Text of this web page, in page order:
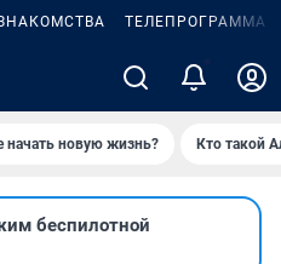
ТЕЛЕПРОГРАММА
начать новую жизнь? Кто такой
беспилотной